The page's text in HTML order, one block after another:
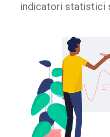
indicatori statistici